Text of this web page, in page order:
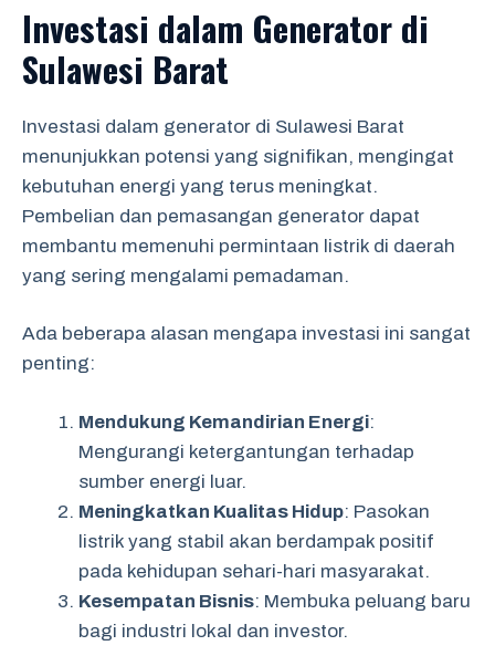
Investasi dalam Generator di
Sulawesi Barat
Investasi dalam generator di Sulawesi Barat
menunjukkan potensi yang signifikan, mengingat
kebutuhan energi yang terus meningkat.
Pembelian dan pemasangan generator dapat
membantu memenuhi permintaan listrik di daerah
yang sering mengalami pemadaman.
Ada beberapa alasan mengapa investasi ini sangat
penting:
Mendukung Kemandirian Energi:
Mengurangi ketergantungan terhadap
sumber energi luar.
Meningkatkan Kualitas Hidup: Pasokan
listrik yang stabil akan berdampak positif
pada kehidupan sehari-hari masyarakat.
Kesempatan Bisnis: Membuka peluang baru
bagi industri lokal dan investor.